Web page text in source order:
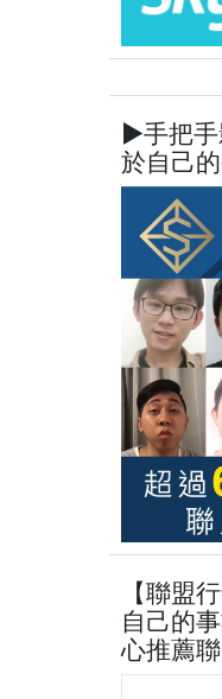
►手把手
於自己
【聯盟
自己的
心推薦